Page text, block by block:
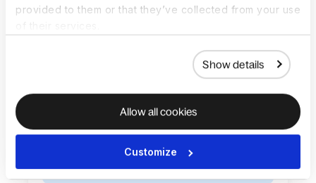
provided to them or that they’ve collected from your use
Show details
Allow all cookies
Customize
替、銀行振込など
15+の出金方法（PayPal、Payoneer、
Wise、コインベース、DolarApp、グローバ